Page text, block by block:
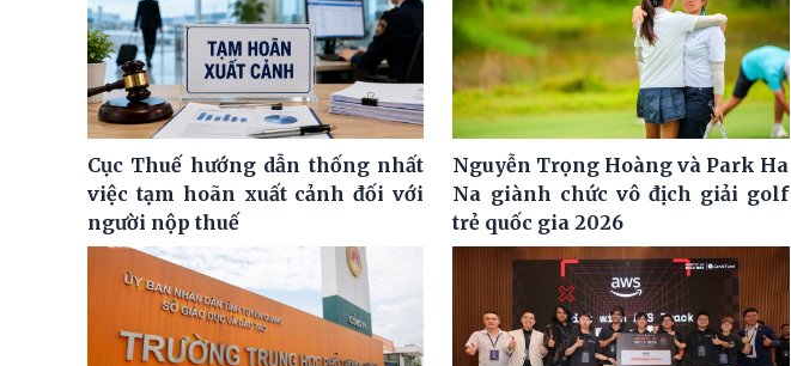
Cục Thuế hướng dẫn thống nhất
việc tạm hoãn xuất cảnh đối với
người nộp thuế
Nguyễn Trọng Hoàng và Park Ha
Na giành chức vô địch giải golf
trẻ quốc gia 2026